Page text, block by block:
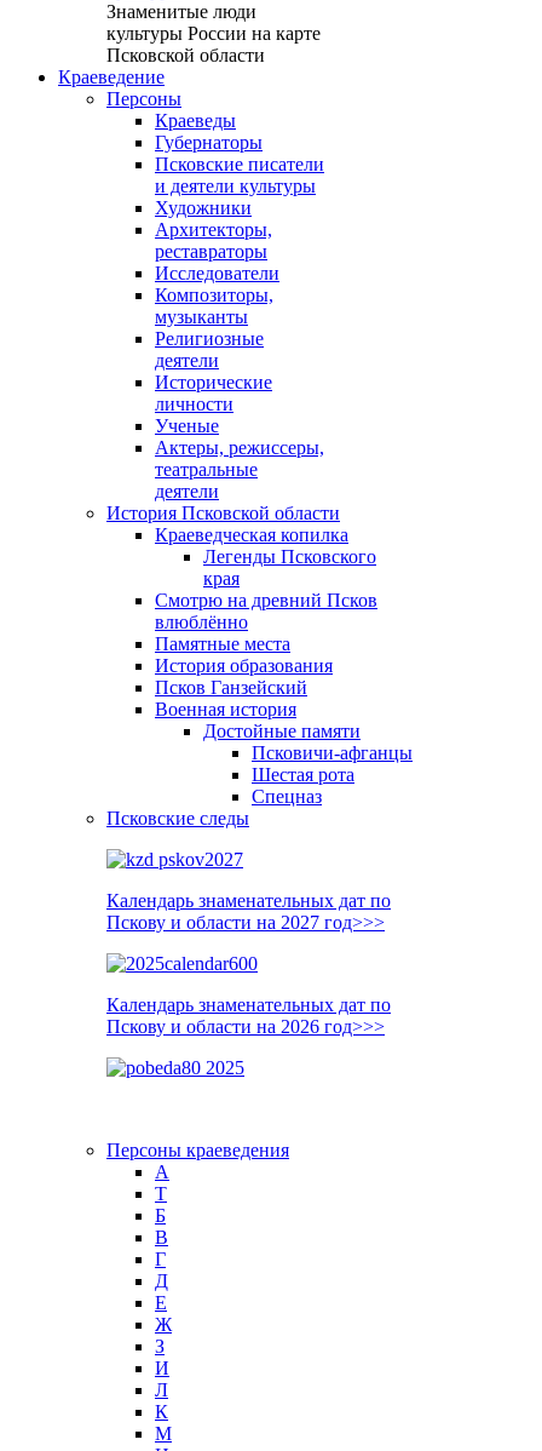
Знаменитые люди
культуры России на карте
Псковской области
Краеведение
Персоны
Краеведы
Губернаторы
Псковские писатели
и деятели культуры
Художники
Архитекторы,
реставраторы
Исследователи
Композиторы,
музыканты
Религиозные
деятели
Исторические
личности
Ученые
Актеры, режиссеры,
театральные
деятели
История Псковской области
Краеведческая копилка
Легенды Псковского
края
Смотрю на древний Псков
влюблённо
Памятные места
История образования
Псков Ганзейский
Военная история
Достойные памяти
Псковичи-афганцы
Шестая рота
Спецназ
Псковские следы
Календарь знаменательных дат по
Пскову и области на 2027 год>>>
Календарь знаменательных дат по
Пскову и области на 2026 год>>>
Персоны краеведения
А
T
Б
В
Г
Д
Е
Ж
З
И
Л
К
М